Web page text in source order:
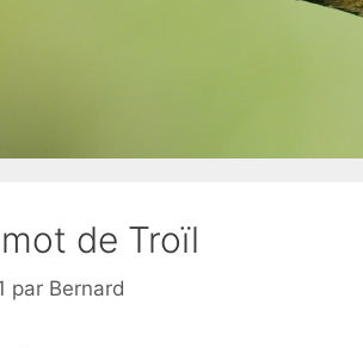
de Troïl
par Bernard